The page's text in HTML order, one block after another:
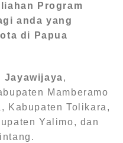
Program
anda yang
di Papua
Jayawijaya,
Mamberamo
Kabupaten Tolikara,
Yalimo, dan